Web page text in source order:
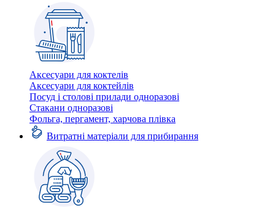
Аксесуари для коктелів
Аксесуари для коктейлів
Посуд і столові прилади одноразові
Стакани одноразові
Фольга, пергамент, харчова плівка
Витратні матеріали для прибирання